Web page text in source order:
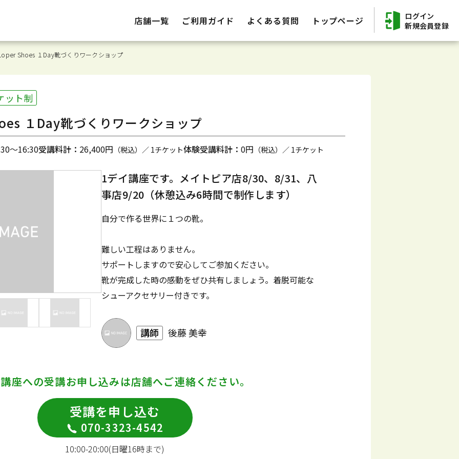
店舗一覧 ご利用ガイド よくある質問 トップページ
ログイン
新規会員登録
Shoes １Day靴づくりワークショップ
ット制
１Day靴づくりワークショップ
～16:30受講料計： 26,400円 （税込）／ 1チケット体験受講料計： 0円 （税込）／ 1チケット
1デイ講座です。メイトピア店8/30、8/31、八
事店9/20（休憩込み6時間で制作します）
自分で作る世界に１つの靴。
難しい工程はありません。
サポートしますので安心してご参加ください。
靴が完成した時の感動をぜひ共有しましょう。着脱可能な
シューアクセサリー付きです。
講師 後藤 美幸
座への受講お申し込みは店舗へご連絡ください。
受講を申し込む
070-3323-4542
10:00-20:00(日曜16時まで)